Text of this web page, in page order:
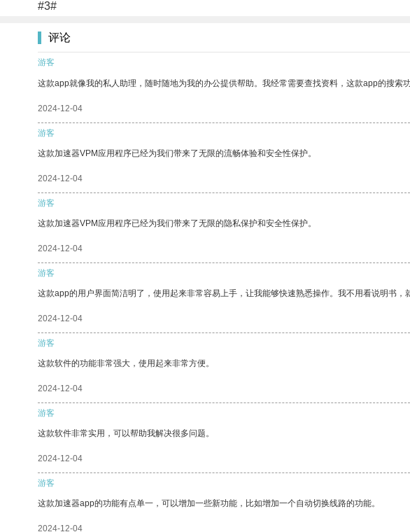
#3#
评论
游客
这款app就像我的私人助理，随时随地为我的办公提供帮助。我经常需要查找资料，这款app的搜索
2024-12-04
游客
这款加速器VPM应用程序已经为我们带来了无限的流畅体验和安全性保护。
2024-12-04
游客
这款加速器VPM应用程序已经为我们带来了无限的隐私保护和安全性保护。
2024-12-04
游客
这款app的用户界面简洁明了，使用起来非常容易上手，让我能够快速熟悉操作。我不用看说明书，
2024-12-04
游客
这款软件的功能非常强大，使用起来非常方便。
2024-12-04
游客
这款软件非常实用，可以帮助我解决很多问题。
2024-12-04
游客
这款加速器app的功能有点单一，可以增加一些新功能，比如增加一个自动切换线路的功能。
2024-12-04